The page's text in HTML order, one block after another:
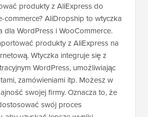
produkty z AliExpress do
commerce? AliDropship to wtyczka
WordPress i WooCommerce.
produkty z AliExpress na
Wtyczka integruje się z
WordPress, umożliwiając
zamówieniami itp. Możesz w
swojej firmy. Oznacza to, że
swój proces